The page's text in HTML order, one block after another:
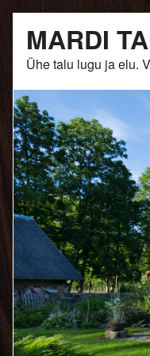
content
MARDI
Ühe talu lugu ja elu.